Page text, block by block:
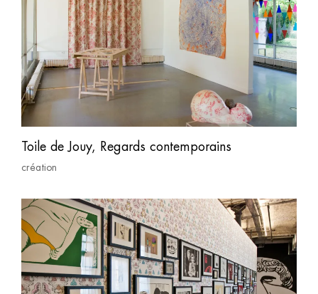
Toile de Jouy, Regards contemporains
création